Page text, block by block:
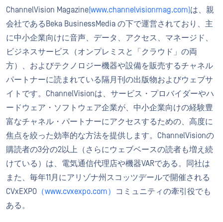
ChannelVision Magazine(www.channelvisionmag.com)は、親
会社であるBeka BusinessMedia の下で運営されており、主
に中小企業向けに音声、データ、アクセス、マネージド、
ビジネスサービス（オンプレミスと「クラウド」の両
方）、およびテクノロジー機器や設備を販売するチャネル
パートナーに読まれている隔月刊の出版物およびウェブサ
イトです。ChannelVisionは、サービス・プロバイダーやハ
ードウェア・ソフトウェア企業が、中小企業向けの経験豊
富なチャネル・パートナーにアクセスするための、高度に
焦点を絞った効率的な方法を提供します。ChannelVisionの
購読者の3分の2以上（さらにウェブベースの読者も増え続
けている）は、電気通信代理店や機器VARである。同社は
また、毎年11月にアリゾナ州スコッツデールで開催される
CVxEXPO （www.cvxexpo.com）
コミュニティの牽引役でも
ある。